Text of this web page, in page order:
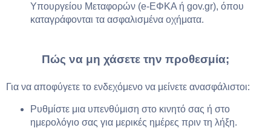
Υπουργείου Μεταφορών (e-ΕΦΚΑ ή gov.gr), όπου
καταγράφονται τα ασφαλισμένα οχήματα.
Πώς να μη χάσετε την προθεσμία;
Για να αποφύγετε το ενδεχόμενο να μείνετε ανασφάλιστοι:
Ρυθμίστε μια υπενθύμιση στο κινητό σας ή στο
ημερολόγιο σας για μερικές ημέρες πριν τη λήξη.